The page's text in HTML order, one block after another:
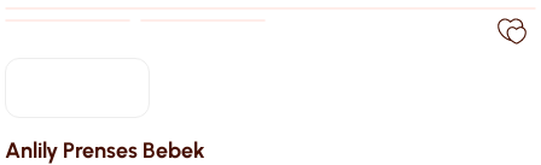
Anlily Prenses Bebek